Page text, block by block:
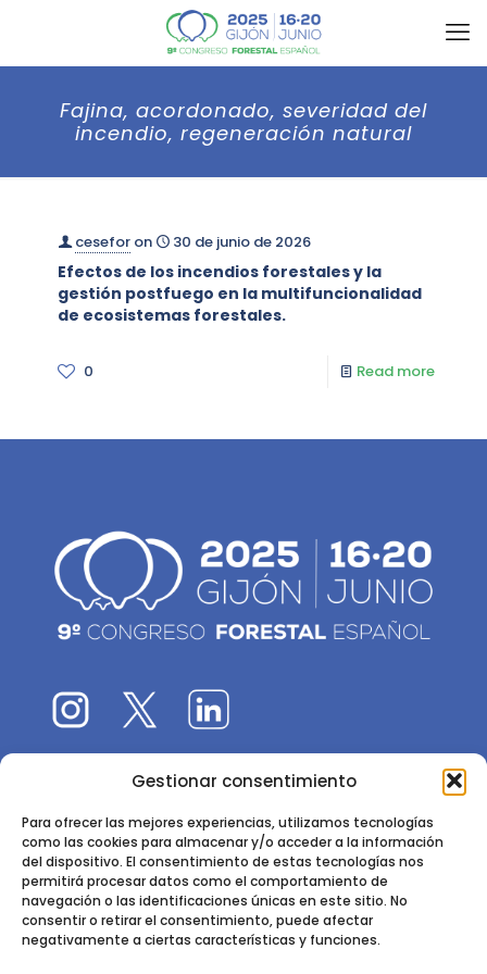
Gestionar consentimiento
Para ofrecer las mejores experiencias, utilizamos tecnologías
como las cookies para almacenar y/o acceder a la información
del dispositivo. El consentimiento de estas tecnologías nos
permitirá procesar datos como el comportamiento de
navegación o las identificaciones únicas en este sitio. No
consentir o retirar el consentimiento, puede afectar
negativamente a ciertas características y funciones.
Fajina, acordonado, severidad del
incendio, regeneración natural
cesefor on 30 de junio de 2026
Efectos de los incendios forestales y la
gestión postfuego en la multifuncionalidad
de ecosistemas forestales.
0 Read more
El 9CFE es una actividad promovida por laSociedad
Instituto de Ciencias Forestales, INIA-CSIC
Ctra. de la Coruña km 7,5 - 28040 Madrid